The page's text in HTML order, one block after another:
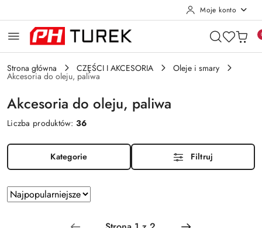
Moje konto
Strona główna CZĘŚCI I AKCESORIA Oleje i smary
Akcesoria do oleju, paliwa
Akcesoria do oleju, paliwa
Liczba produktów:36
Kategorie Filtruj
Zastosowano
sortowanie:
Najpopularniejsze.
Sortuj
według